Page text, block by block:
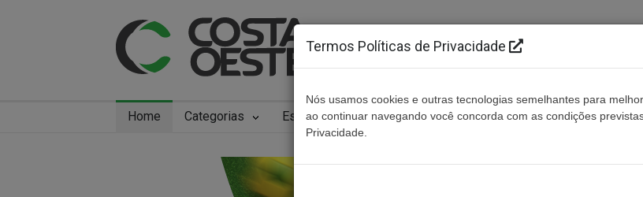
Home Categorias Especiais Cidades Ouça ao vivo Contato
Termos Políticas de Privacidade
Nós usamos cookies e outras tecnologias semelhantes para
ao continuar navegando você concorda com as condições
Privacidade.